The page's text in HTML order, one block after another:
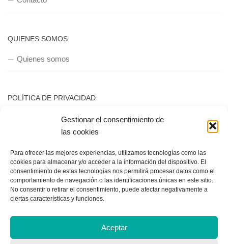
Gestionar el consentimiento de
las cookies
Para ofrecer las mejores experiencias, utilizamos tecnologías como las
cookies para almacenar y/o acceder a la información del dispositivo. El
consentimiento de estas tecnologías nos permitirá procesar datos como el
comportamiento de navegación o las identificaciones únicas en este sitio.
No consentir o retirar el consentimiento, puede afectar negativamente a
ciertas características y funciones.
Aceptar
Política de privacidad
Copyright © 2018, Equipo IIColumnas